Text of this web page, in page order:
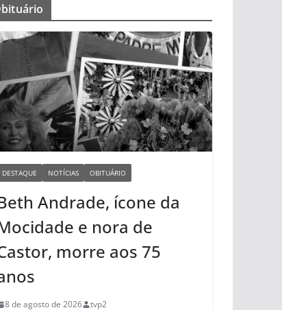
DESTAQUE NOTÍCIAS OBITUÁRIO
Andrade, ícone da
e nora de
morre aos 75
8 de agosto de 2026 tvp2